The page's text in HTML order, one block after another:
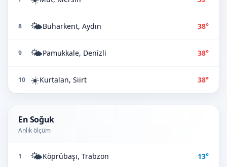
8 🌤️Buharkent, Aydın 38°
9 🌤️Pamukkale, Denizli 38°
10 ☀️Kurtalan, Siirt 38°
En Soğuk
Anlık ölçüm
1 🌤️Köprübaşı, Trabzon 13°